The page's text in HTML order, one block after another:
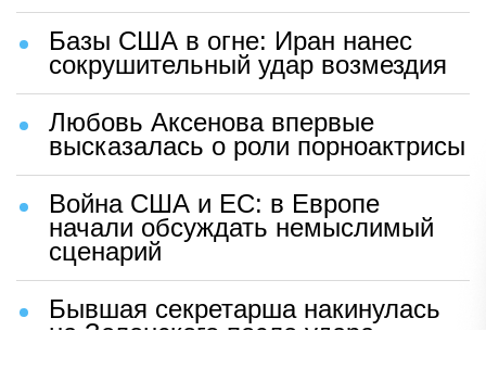
Базы США в огне: Иран нанес
сокрушительный удар возмездия
Любовь Аксенова впервые
высказалась о роли порноактрисы
Война США и ЕС: в Европе
начали обсуждать немыслимый
сценарий
Бывшая секретарша накинулась
на Зеленского после удара